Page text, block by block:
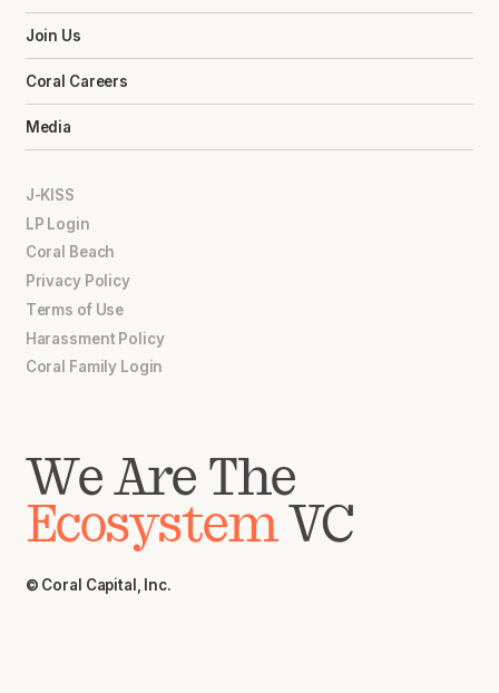
Join Us
Coral Careers
Media
J-KISS
LP Login
Coral Beach
Privacy Policy
Terms of Use
Harassment Policy
Coral Family Login
We Are The
EcosystemVC
© Coral Capital, Inc.